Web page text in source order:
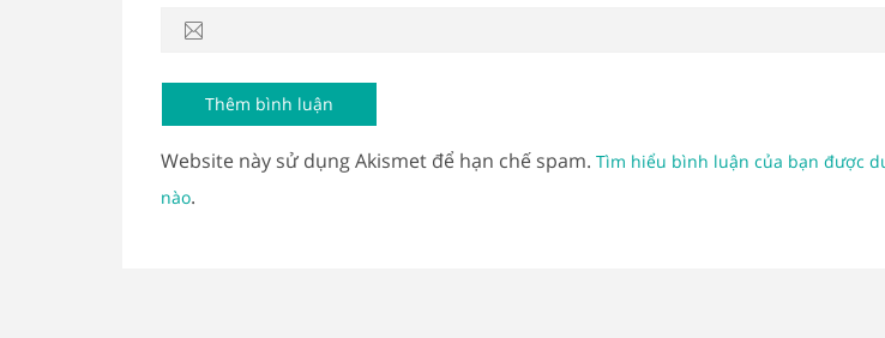
Website này sử dụng Akismet để hạn chế spam. Tìm hiểu bình luận của bạn được
nào.